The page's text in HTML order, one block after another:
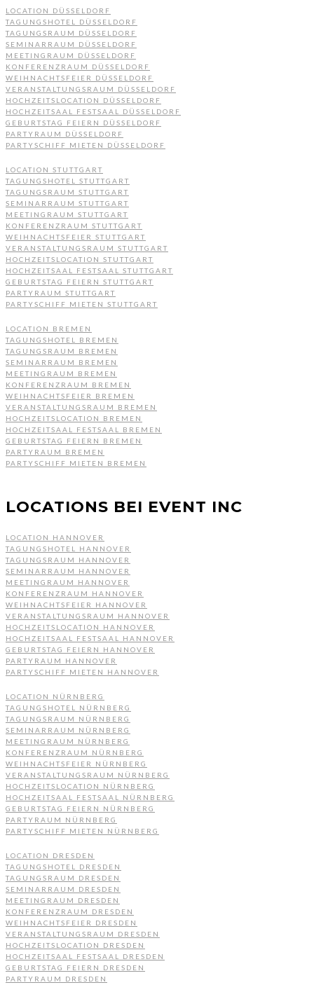
LOCATION DÜSSELDORF
TAGUNGSHOTEL DÜSSELDORF
TAGUNGSRAUM DÜSSELDORF
SEMINARRAUM DÜSSELDORF
MEETINGRAUM DÜSSELDORF
KONFERENZRAUM DÜSSELDORF
WEIHNACHTSFEIER DÜSSELDORF
VERANSTALTUNGSRAUM DÜSSELDORF
HOCHZEITSLOCATION DÜSSELDORF
HOCHZEITSAAL FESTSAAL DÜSSELDORF
GEBURTSTAG FEIERN DÜSSELDORF
PARTYRAUM DÜSSELDORF
PARTYSCHIFF MIETEN DÜSSELDORF
LOCATION STUTTGART
TAGUNGSHOTEL STUTTGART
TAGUNGSRAUM STUTTGART
SEMINARRAUM STUTTGART
MEETINGRAUM STUTTGART
KONFERENZRAUM STUTTGART
WEIHNACHTSFEIER STUTTGART
VERANSTALTUNGSRAUM STUTTGART
HOCHZEITSLOCATION STUTTGART
HOCHZEITSAAL FESTSAAL STUTTGART
GEBURTSTAG FEIERN STUTTGART
PARTYRAUM STUTTGART
PARTYSCHIFF MIETEN STUTTGART
LOCATION BREMEN
TAGUNGSHOTEL BREMEN
TAGUNGSRAUM BREMEN
SEMINARRAUM BREMEN
MEETINGRAUM BREMEN
KONFERENZRAUM BREMEN
WEIHNACHTSFEIER BREMEN
VERANSTALTUNGSRAUM BREMEN
HOCHZEITSLOCATION BREMEN
HOCHZEITSAAL FESTSAAL BREMEN
GEBURTSTAG FEIERN BREMEN
PARTYRAUM BREMEN
PARTYSCHIFF MIETEN BREMEN
LOCATIONS BEI EVENT INC
LOCATION HANNOVER
TAGUNGSHOTEL HANNOVER
TAGUNGSRAUM HANNOVER
SEMINARRAUM HANNOVER
MEETINGRAUM HANNOVER
KONFERENZRAUM HANNOVER
WEIHNACHTSFEIER HANNOVER
VERANSTALTUNGSRAUM HANNOVER
HOCHZEITSLOCATION HANNOVER
HOCHZEITSAAL FESTSAAL HANNOVER
GEBURTSTAG FEIERN HANNOVER
PARTYRAUM HANNOVER
PARTYSCHIFF MIETEN HANNOVER
LOCATION NÜRNBERG
TAGUNGSHOTEL NÜRNBERG
TAGUNGSRAUM NÜRNBERG
SEMINARRAUM NÜRNBERG
MEETINGRAUM NÜRNBERG
KONFERENZRAUM NÜRNBERG
WEIHNACHTSFEIER NÜRNBERG
VERANSTALTUNGSRAUM NÜRNBERG
HOCHZEITSLOCATION NÜRNBERG
HOCHZEITSAAL FESTSAAL NÜRNBERG
GEBURTSTAG FEIERN NÜRNBERG
PARTYRAUM NÜRNBERG
PARTYSCHIFF MIETEN NÜRNBERG
LOCATION DRESDEN
TAGUNGSHOTEL DRESDEN
TAGUNGSRAUM DRESDEN
SEMINARRAUM DRESDEN
MEETINGRAUM DRESDEN
KONFERENZRAUM DRESDEN
WEIHNACHTSFEIER DRESDEN
VERANSTALTUNGSRAUM DRESDEN
HOCHZEITSLOCATION DRESDEN
HOCHZEITSAAL FESTSAAL DRESDEN
GEBURTSTAG FEIERN DRESDEN
PARTYRAUM DRESDEN